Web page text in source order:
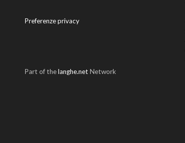
Preferenze privacy
Part of thelanghe.net Network